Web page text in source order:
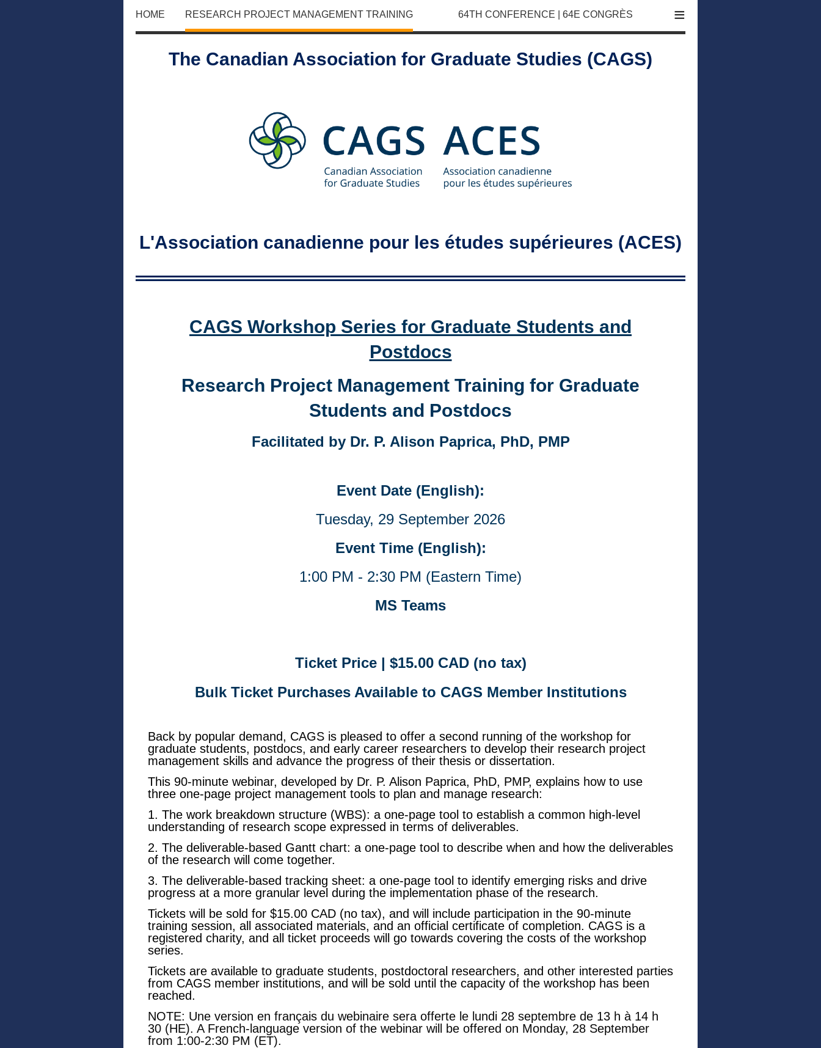
HOME RESEARCH PROJECT MANAGEMENT TRAINING 64TH CONFERENCE | 64E CONGRÈS ≡
The Canadian Association for Graduate Studies (CAGS)
L'Association canadienne pour les études supérieures (ACES)
CAGS Workshop Series for Graduate Students and
Postdocs
Research Project Management Training for Graduate
Students and Postdocs
Facilitated by Dr. P. Alison Paprica, PhD, PMP
Event Date (English):
Tuesday, 29 September 2026
Event Time (English):
1:00 PM - 2:30 PM (Eastern Time)
MS Teams
Ticket Price | $15.00 CAD (no tax)
Bulk Ticket Purchases Available to CAGS Member Institutions
Back by popular demand, CAGS is pleased to offer a second running of the workshop for
graduate students, postdocs, and early career researchers to develop their research project
management skills and advance the progress of their thesis or dissertation.
This 90-minute webinar, developed by Dr. P. Alison Paprica, PhD, PMP, explains how to use
three one-page project management tools to plan and manage research:
1. The work breakdown structure (WBS): a one-page tool to establish a common high-level
understanding of research scope expressed in terms of deliverables.
2. The deliverable-based Gantt chart: a one-page tool to describe when and how the deliverables
of the research will come together.
3. The deliverable-based tracking sheet: a one-page tool to identify emerging risks and drive
progress at a more granular level during the implementation phase of the research.
Tickets will be sold for $15.00 CAD (no tax), and will include participation in the 90-minute
training session, all associated materials, and an official certificate of completion. CAGS is a
registered charity, and all ticket proceeds will go towards covering the costs of the workshop
series.
Tickets are available to graduate students, postdoctoral researchers, and other interested parties
from CAGS member institutions, and will be sold until the capacity of the workshop has been
reached.
NOTE: Une version en français du webinaire sera offerte le lundi 28 septembre de 13 h à 14 h
30 (HE). A French-language version of the webinar will be offered on Monday, 28 September
from 1:00-2:30 PM (ET).